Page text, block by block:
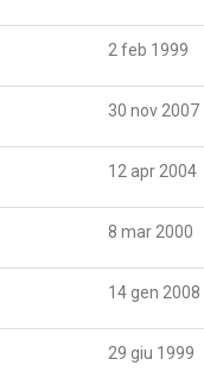
2 feb 1999
30 nov 2007
12 apr 2004
8 mar 2000
14 gen 2008
29 giu 1999